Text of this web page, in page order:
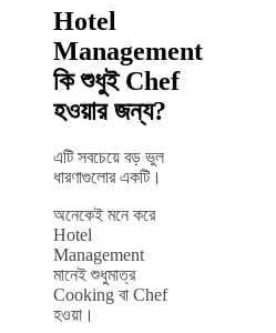
Hotel
Management
কি শুধুই Chef
হওয়ার জন্য?
এটি সবচেয়ে বড় ভুল
ধারণাগুলোর একটি।
অনেকেই মনে করে
Hotel
Management
মানেই শুধুমাত্র
Cooking বা Chef
হওয়া।